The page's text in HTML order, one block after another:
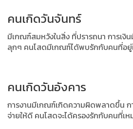
คนเกิดวันจันทร์
มีเกณฑ์สมหวังในสิ่ง ที่ปรารถนา การเ
ลุกๆ คนโสดมีเกณฑ์ได้พบรักกับคนที่อยู่
คนเกิดวันอังคาร
การงานมีเกณฑ์เกิดความผิดพลาดขึ้น ก
จ่ายให้ดี คนโสดจะได้ครองรักกับคนที่เห